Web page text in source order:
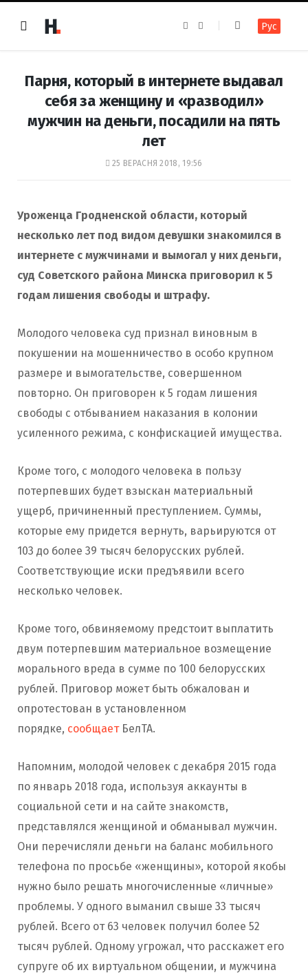
e
o
k
t
r
a
m
Рус
Парня, который в интернете выдавал
себя за женщину и «разводил»
мужчин на деньги, посадили на пять
лет
25 ВЕРАСНЯ 2018, 19:56
Уроженца Гродненской области, который
несколько лет под видом девушки знакомился в
интернете с мужчинами и вымогал у них деньги,
суд Советского района Минска приговорил к 5
годам лишения свободы и штрафу.
Молодого человека суд признал виновным в
покушении на мошенничество в особо крупном
размере и вымогательстве, совершенном
повторно. Он приговорен к 5 годам лишения
свободы с отбыванием наказания в колонии
усиленного режима, с конфискацией имущества.
Кроме того, с молодого человека в пользу
потерпевших будет взыскан материальный
ущерб, причиненный преступлением. Суммы,
которые ему придется вернуть, варьируются от
103 до более 39 тысяч белорусских рублей.
Соответствующие иски предъявили всего
несколько человек.
Кроме того, обвиняемому предстоит выплатить
двум потерпевшим материальное возмещение
морального вреда в сумме по 100 белорусских
рублей. Приговор может быть обжалован и
опротестован в установленном
порядке, сообщаетБелТА.
Напомним, молодой человек с декабря 2015 года
по январь 2018 года, используя аккаунты в
социальной сети и на сайте знакомств,
представлялся женщиной и обманывал мужчин.
Они перечисляли деньги на баланс мобильного
телефона по просьбе «женщины», которой якобы
нужно было решать многочисленные «личные»
проблемы. У одного выманил свыше 33 тысяч
рублей. Всего от 63 человек получил более 52
тысяч рублей. Одному угрожал, что расскажет его
супруге об их виртуальном общении, и мужчина